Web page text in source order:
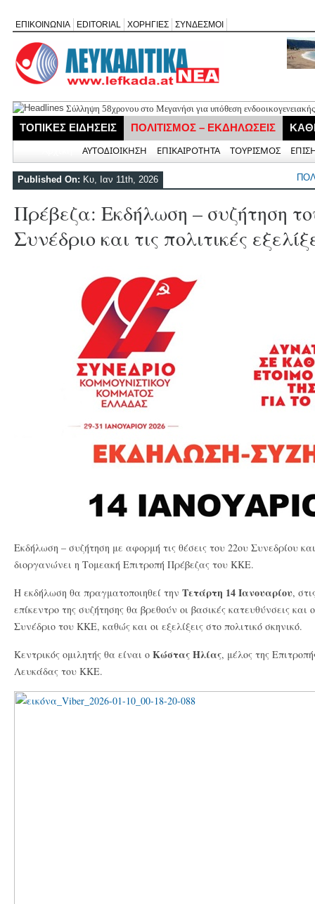
ΕΠΙΚΟΙΝΩΝΙΑ EDITORIAL ΧΟΡΗΓΙΕΣ ΣΥΝΔΕΣΜΟΙ
Σύλληψη 58χρονου στο Μεγανήσι για υπόθεση
Δύο συλλήψεις για κατοχή κάνναβης στη Λευκάδα στο πλαίσιο
Mέχρι τον Άγιο Νικόλαο Βόνιτσας έφτανε σήμερα το μεσημέρι
Αφιέρωμα στον Ηλία Λογοθέτη απόψε στο Κηποθέατρο «Άγγελος
Γράμμο
ΤΟΠΙΚΕΣ ΕΙΔΗΣΕΙΣ ΠΟΛΙΤΙΣΜΟΣ – ΕΚΔΗΛΩΣΕΙΣ
ΑΥΤΟΔΙΟΙΚΗΣΗ ΕΠΙΚΑΙΡΟΤΗΤΑ ΤΟΥΡΙΣΜΟΣ
Published On: Κυ, Ιαν 11th, 2026
Πρέβεζα: Εκδήλωση – συζήτηση
Συνέδριο και τις πολιτικές
Εκδήλωση – συζήτηση με αφορμή τις θέσεις του 22ου Συνεδρίου και
διοργανώνει η Τομεακή Επιτροπή Πρέβεζας του ΚΚΕ.
Η εκδήλωση θα πραγματοποιηθεί την Τετάρτη 14 Ιανουαρίου,
επίκεντρο της συζήτησης θα βρεθούν οι βασικές κατευθύνσεις και
Συνέδριο του ΚΚΕ, καθώς και οι εξελίξεις στο πολιτικό σκηνικό.
Κεντρικός ομιλητής θα είναι ο Κώστας Ηλίας, μέλος της
Λευκάδας του ΚΚΕ.